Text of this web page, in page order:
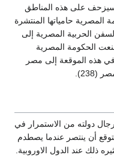
سيزحف على هذه المناطق
الحكومة المصرية حامياتها المنتشرة
احدى السفن الحربية المصرية إلى
الحكومة المصرية
هذه الموقعة إلى مصر
دولته من الاستمرار في
أن ينتصر عندما يصطدم
ذلك عند الدول الاوروبية.